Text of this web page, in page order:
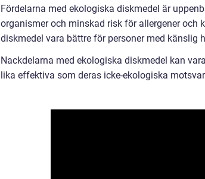
Fördelarna med ekologiska diskmedel är
organismer och minskad risk för allergener och
diskmedel vara bättre för personer med känslig
Nackdelarna med ekologiska diskmedel kan
lika effektiva som deras icke-ekologiska